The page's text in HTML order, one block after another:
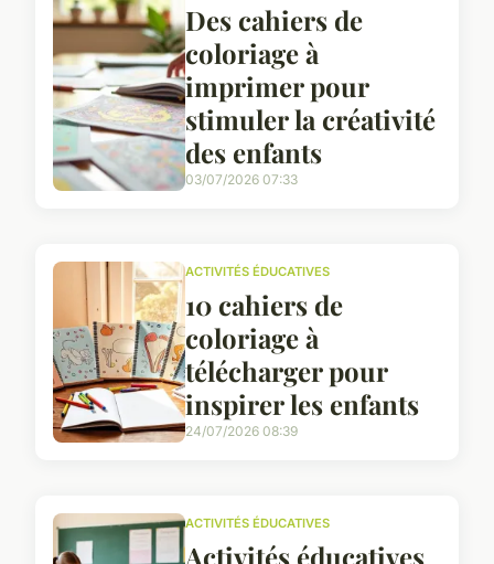
Des cahiers de
coloriage à
imprimer pour
stimuler la créativité
des enfants
03/07/2026 07:33
ACTIVITÉS ÉDUCATIVES
10 cahiers de
coloriage à
télécharger pour
inspirer les enfants
24/07/2026 08:39
ACTIVITÉS ÉDUCATIVES
Activités éducatives